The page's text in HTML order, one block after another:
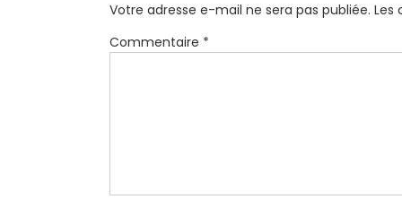
Votre adresse e-mail ne sera pas publiée. Les
Commentaire *